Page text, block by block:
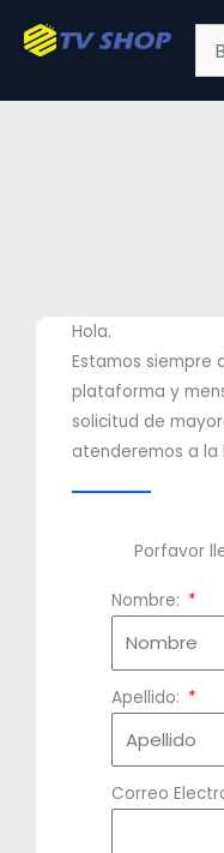
Hola.
Estamos siempre
plataforma y
solicitud de
atenderemos a la
Porfavor
Nombre:
Apellido:
Correo